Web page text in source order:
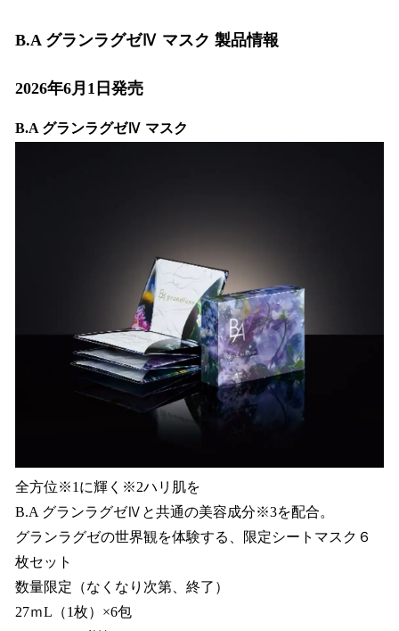
B.A グランラグゼⅣ マスク 製品情報
2026年6月1日発売
B.A グランラグゼⅣ マスク
全方位※1に輝く※2ハリ肌を
B.A グランラグゼⅣと共通の美容成分※3を配合。
グランラグゼの世界観を体験する、限定シートマスク６
枚セット
数量限定（なくなり次第、終了）
27ｍL（1枚）×6包